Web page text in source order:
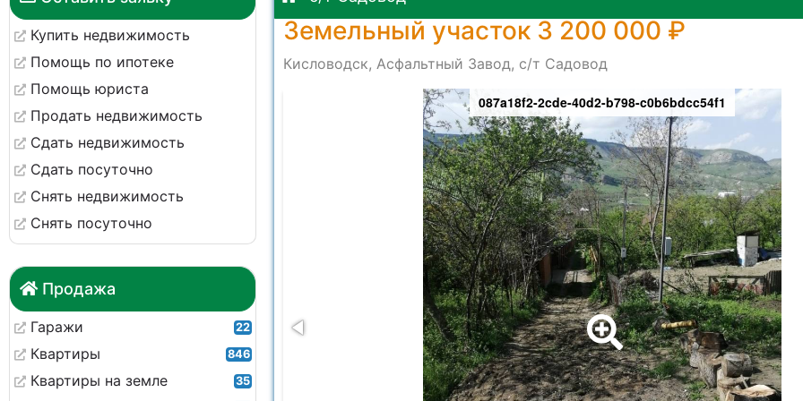
Купить недвижимость
Помощь по ипотеке
Помощь юриста
Продать недвижимость
Сдать недвижимость
Сдать посуточно
Снять недвижимость
Снять посуточно
Продажа
Гаражи 22
Квартиры 846
Квартиры на земле 35
Земельный участок 3 200 000 ₽
Кисловодск, Асфальтный Завод, с/т Садовод
087a18f2-2cde-40d2-b798-c0b6bdcc54f1